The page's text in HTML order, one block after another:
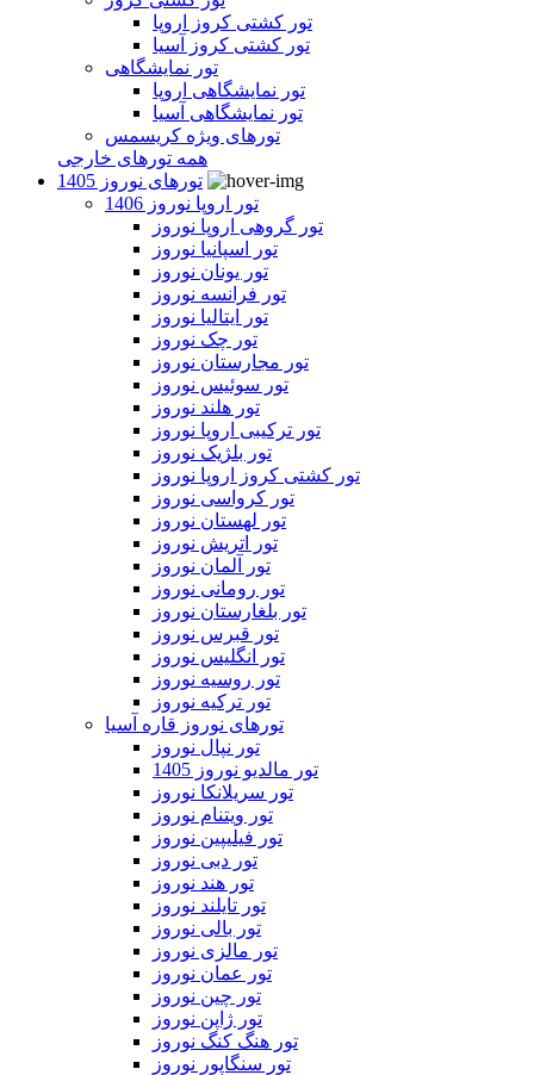
تور کشتی کروز اروپا
تور کشتی کروز آسیا
تور نمایشگاهی
تور نمایشگاهی اروپا
تور نمایشگاهی آسیا
تورهای ویژه کریسمس
همه تورهای خارجی
تورهای نوروز 1405
تور اروپا نوروز 1406
تور گروهی اروپا نوروز
تور اسپانیا نوروز
تور یونان نوروز
تور فرانسه نوروز
تور ایتالیا نوروز
تور چک نوروز
تور مجارستان نوروز
تور سوئیس نوروز
تور هلند نوروز
تور ترکیبی اروپا نوروز
تور بلژیک نوروز
تور کشتی کروز اروپا نوروز
تور کرواسی نوروز
تور لهستان نوروز
تور اتریش نوروز
تور آلمان نوروز
تور رومانی نوروز
تور بلغارستان نوروز
تور قبرس نوروز
تور انگلیس نوروز
تور روسیه نوروز
تور ترکیه نوروز
تورهای نوروز قاره آسیا
تور نپال نوروز
تور مالدیو نوروز 1405
تور سریلانکا نوروز
تور ویتنام نوروز
تور فیلیپین نوروز
تور دبی نوروز
تور هند نوروز
تور تایلند نوروز
تور بالی نوروز
تور مالزی نوروز
تور عمان نوروز
تور چین نوروز
تور ژاپن نوروز
تور هنگ کنگ نوروز
تور سنگاپور نوروز